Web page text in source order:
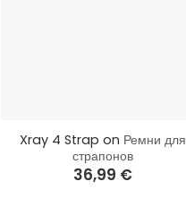
Xray 4 Strap on Ремни для
страпонов
36,99 €